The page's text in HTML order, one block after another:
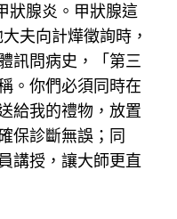
狀腺炎。甲狀腺這
夫向計燁徵詢時，
訊問病史，「第三
。你們必須同時在
給我的禮物，放置
保診斷無誤；同
講授，讓大師更直